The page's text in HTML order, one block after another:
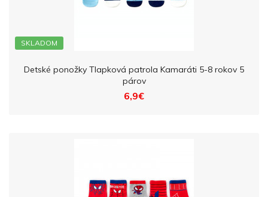
SKLADOM
Detské ponožky Tlapková patrola Kamaráti 5-8 rokov 5
párov
6,9€